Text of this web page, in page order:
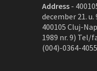
Address -
december 21. u.
400105 Cluj-
1989 nr. 9) Tel/
(004)-0364-